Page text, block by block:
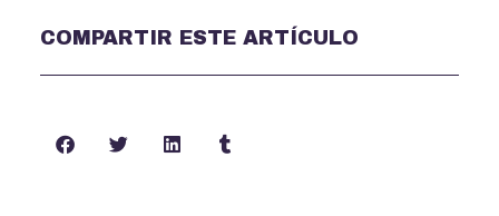
COMPARTIR ESTE ARTÍCULO